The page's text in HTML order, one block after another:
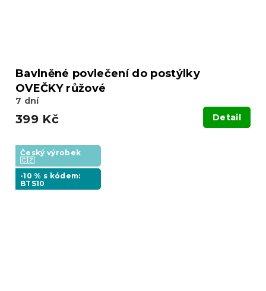
Bavlněné povlečení do postýlky
OVEČKY růžové
7 dní
399 Kč Detail
Český výrobek
🇨🇿
-10 % s kódem:
BTS10